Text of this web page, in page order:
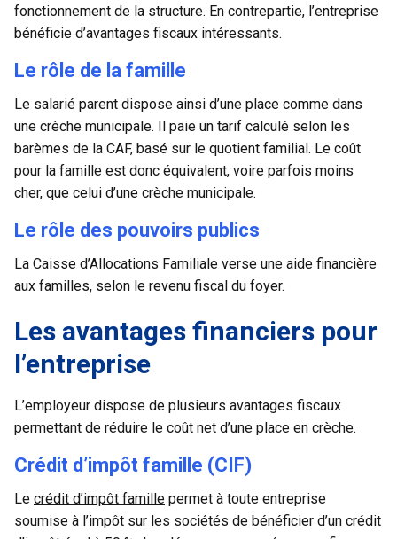
fonctionnement de la structure. En contrepartie, l’entreprise
bénéficie d’avantages fiscaux intéressants.
Le rôle de la famille
Le salarié parent dispose ainsi d’une place comme dans
une crèche municipale. Il paie un tarif calculé selon les
barèmes de la CAF, basé sur le quotient familial. Le coût
pour la famille est donc équivalent, voire parfois moins
cher, que celui d’une crèche municipale.
Le rôle des pouvoirs publics
La Caisse d’Allocations Familiale verse une aide financière
aux familles, selon le revenu fiscal du foyer.
Les avantages financiers pour
l’entreprise
L’employeur dispose de plusieurs avantages fiscaux
permettant de réduire le coût net d’une place en crèche.
Crédit d’impôt famille (CIF)
Le crédit d’impôt famille permet à toute entreprise
soumise à l’impôt sur les sociétés de bénéficier d’un crédit